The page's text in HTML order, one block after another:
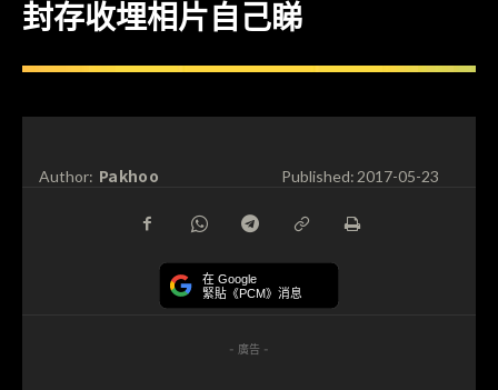
封存收埋相片自己睇
Author: Pakhoo Published:2017-05-23
在 Google
緊貼《PCM》消息
- 廣告 -